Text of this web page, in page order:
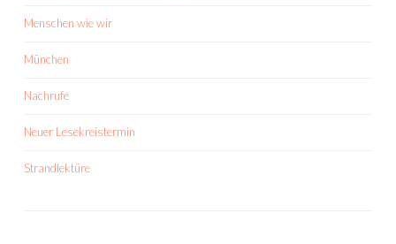
Menschen wie wir
München
Nachrufe
Neuer Lesekreistermin
Strandlektüre